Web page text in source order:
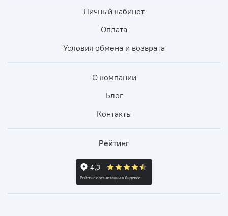
Личный кабинет
Оплата
Условия обмена и возврата
О компании
Блог
Контакты
Рейтинг